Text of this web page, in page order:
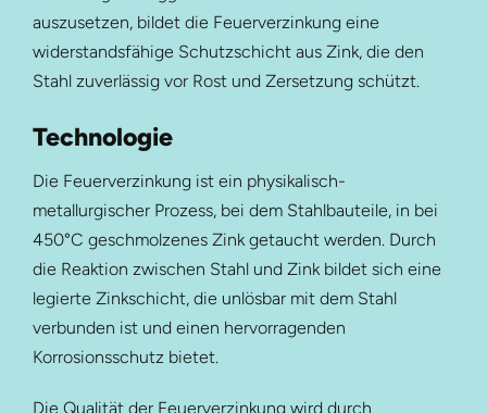
auszusetzen, bildet die Feuerverzinkung eine
widerstandsfähige Schutzschicht aus Zink, die den
Stahl zuverlässig vor Rost und Zersetzung schützt.
Technologie
Die Feuerverzinkung ist ein physikalisch-
metallurgischer Prozess, bei dem Stahlbauteile, in bei
450°C geschmolzenes Zink getaucht werden. Durch
die Reaktion zwischen Stahl und Zink bildet sich eine
legierte Zinkschicht, die unlösbar mit dem Stahl
verbunden ist und einen hervorragenden
Korrosionsschutz bietet.
Die Qualität der Feuerverzinkung wird durch